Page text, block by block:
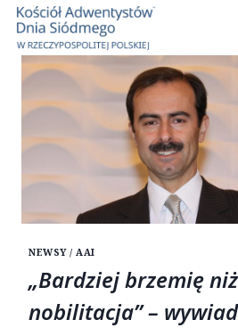
Przejdź
treści
NEWSY / AAI
„Bardziej brzemię niż
nobilitacja” –